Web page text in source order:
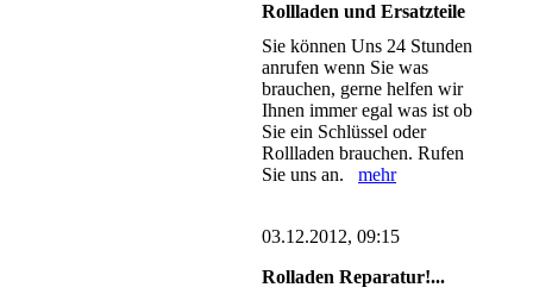
Rollladen und Ersatzteile
Sie können Uns 24 Stunden
anrufen wenn Sie was
brauchen, gerne helfen wir
Ihnen immer egal was ist ob
Sie ein Schlüssel oder
Rollladen brauchen. Rufen
Sie uns an.mehr
03.12.2012, 09:15
Rolladen Reparatur!...